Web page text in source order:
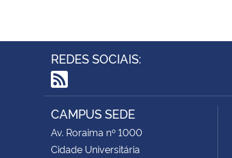
REDES SOCIAIS:
RSS
CAMPUS SEDE
Av. Roraima nº 1000
Cidade Universitária